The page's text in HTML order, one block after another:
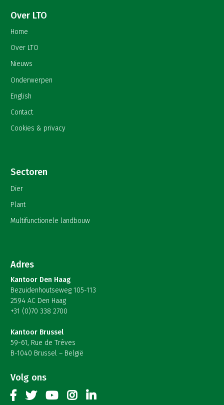
Over LTO
Home
Over LTO
Nieuws
Onderwerpen
English
Contact
Cookies & privacy
Sectoren
Dier
Plant
Multifunctionele landbouw
Adres
Kantoor Den Haag
Bezuidenhoutseweg 105-113
2594 AC Den Haag
+31 (0)70 338 2700
Kantoor Brussel
59-61, Rue de Trèves
B-1040 Brussel – België
Volg ons